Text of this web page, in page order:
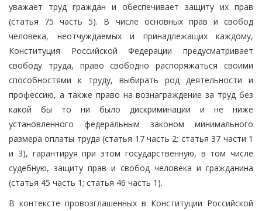
уважает труд граждан и обеспечивает защиту их прав
(статья 75 часть 5). В числе основных прав и свобод
человека, неотчуждаемых и принадлежащих каждому,
Конституция Российской Федерации предусматривает
свободу труда, право свободно распоряжаться своими
способностями к труду, выбирать род деятельности и
профессию, а также право на вознаграждение за труд без
какой бы то ни было дискриминации и не ниже
установленного федеральным законом минимального
размера оплаты труда (статья 17 часть 2; статья 37 части 1
и 3), гарантируя при этом государственную, в том числе
судебную, защиту прав и свобод человека и гражданина
(статья 45 часть 1; статья 46 часть 1).
В контексте провозглашенных в Конституции Российской